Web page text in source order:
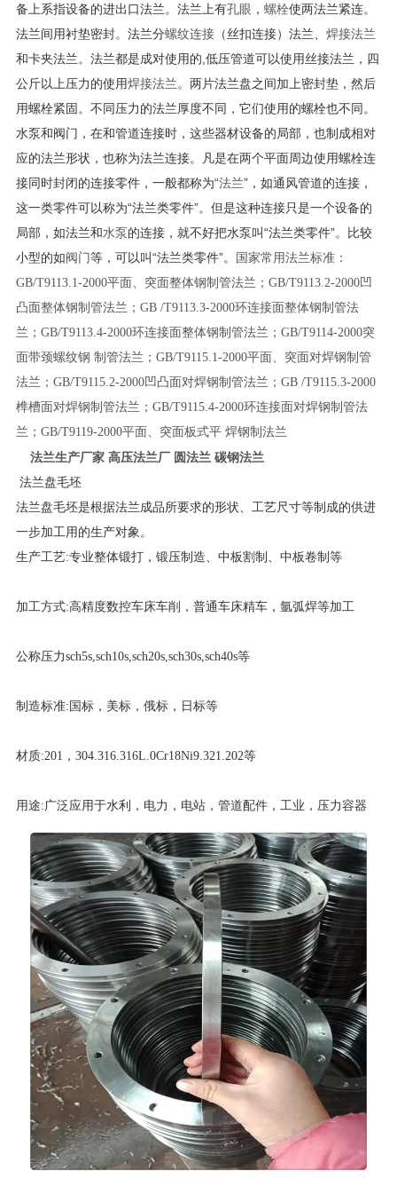
备上系指设备的进出口法兰。法兰上有孔眼 ， 螺栓使两法兰紧连。
法兰间用衬垫密封。法兰分螺纹连接（丝扣连接）法兰、 焊接法兰
和卡夹法兰。法兰都是成对使用的,低压管道可以使用丝接法兰，四
公斤以上压力的使用焊接法兰。两片法兰盘之间加上密封垫，然后
用螺栓紧固。不同压力的法兰厚度不同，它们使用的螺栓也不同。
水泵和阀门，在和管道连接时，这些器材设备的局部，也制成相对
应的法兰形状，也称为法兰连接。凡是在两个平面周边使用螺栓连
接同时封闭的连接零件，一般都称为“法兰”，如通风管道的连接，
这一类零件可以称为“法兰类零件”。但是这种连接只是一个设备的
局部，如法兰和水泵的连接，就不好把水泵叫“法兰类零件”。比较
小型的如阀门等，可以叫“法兰类零件”。
国家常用法兰标准：
GB/T9113.1-2000平面、突面整体钢制管法兰；GB/T9113.2-2000凹
凸面整体钢制管法兰；GB /T9113.3-2000环连接面整体钢制管法
兰；GB/T9113.4-2000环连接面整体钢制管法兰；GB/T9114-2000突
面带颈螺纹钢 制管法兰；GB/T9115.1-2000平面、突面对焊钢制管
法兰；GB/T9115.2-2000凹凸面对焊钢制管法兰；GB /T9115.3-2000
榫槽面对焊钢制管法兰；GB/T9115.4-2000环连接面对焊钢制管法
兰；GB/T9119-2000平面、突面板式平 焊钢制法兰
法兰生产厂家 高压法兰厂 圆法兰 碳钢法兰
法兰盘毛坯
法兰盘毛坯是根据法兰成品所要求的形状、工艺尺寸等制成的供进
一步加工用的生产对象。
生产工艺:专业整体锻打，锻压制造、中板割制、中板卷制等
加工方式:高精度数控车床车削，普通车床精车，氩弧焊等加工
公称压力sch5s,sch10s,sch20s,sch30s,sch40s等
制造标准:国标，美标，俄标，日标等
材质:201，304.316.316L.0Cr18Ni9.321.202等
用途:广泛应用于水利，电力，电站，管道配件，工业，压力容器